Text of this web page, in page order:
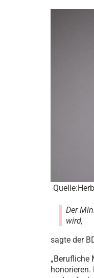
Der
wird,
sagte der
„Berufliche